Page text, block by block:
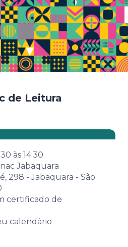
de Leitura
às 14:30
Jabaquara
298 - Jabaquara - São
certificado de
calendário